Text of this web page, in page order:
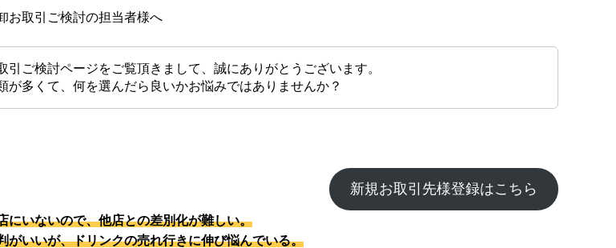
お取引ご検討の担当者様へ
引ご検討ページをご覧頂きまして、誠にありがとうございます。
が多くて、何を選んだら良いかお悩みではありませんか？
新規お取引先様登録はこちら
にいないので、他店との差別化が難しい。
がいいが、ドリンクの売れ行きに伸び悩んでいる。